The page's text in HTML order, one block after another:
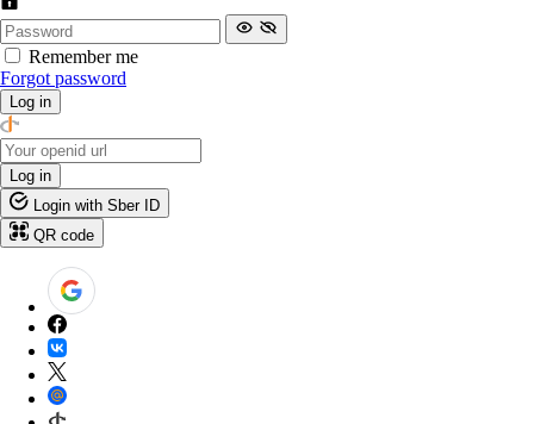
Remember me
Forgot password
Log in
Log in
Login with Sber ID
QR code